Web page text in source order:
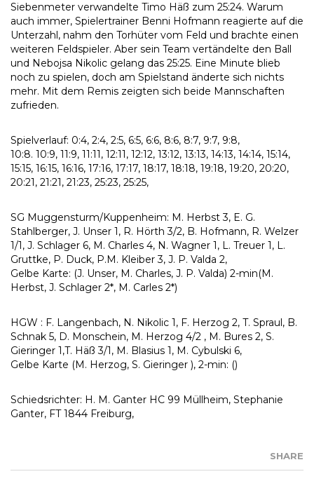
Siebenmeter verwandelte Timo Häß zum 25:24. Warum
auch immer, Spielertrainer Benni Hofmann reagierte auf die
Unterzahl, nahm den Torhüter vom Feld und brachte einen
weiteren Feldspieler. Aber sein Team vertändelte den Ball
und Nebojsa Nikolic gelang das 25:25. Eine Minute blieb
noch zu spielen, doch am Spielstand änderte sich nichts
mehr. Mit dem Remis zeigten sich beide Mannschaften
zufrieden.
Spielverlauf: 0:4, 2:4, 2:5, 6:5, 6:6, 8:6, 8:7, 9:7, 9:8,
10:8. 10:9, 11:9, 11:11, 12:11, 12:12, 13:12, 13:13, 14:13, 14:14, 15:14,
15:15, 16:15, 16:16, 17:16, 17:17, 18:17, 18:18, 19:18, 19:20, 20:20,
20:21, 21:21, 21:23, 25:23, 25:25,
SG Muggensturm/Kuppenheim: M. Herbst 3, E. G.
Stahlberger, J. Unser 1, R. Hörth 3/2, B. Hofmann, R. Welzer
1/1, J. Schlager 6, M. Charles 4, N. Wagner 1, L. Treuer 1, L.
Gruttke, P. Duck, P.M. Kleiber 3, J. P. Valda 2,
Gelbe Karte: (J. Unser, M. Charles, J. P. Valda) 2-min(M.
Herbst, J. Schlager 2*, M. Carles 2*)
HGW : F. Langenbach, N. Nikolic 1, F. Herzog 2, T. Spraul, B.
Schnak 5, D. Monschein, M. Herzog 4/2 , M. Bures 2, S.
Gieringer 1,T. Häß 3/1, M. Blasius 1, M. Cybulski 6,
Gelbe Karte (M. Herzog, S. Gieringer ), 2-min: ()
Schiedsrichter: H. M. Ganter HC 99 Müllheim, Stephanie
Ganter, FT 1844 Freiburg,
SHARE